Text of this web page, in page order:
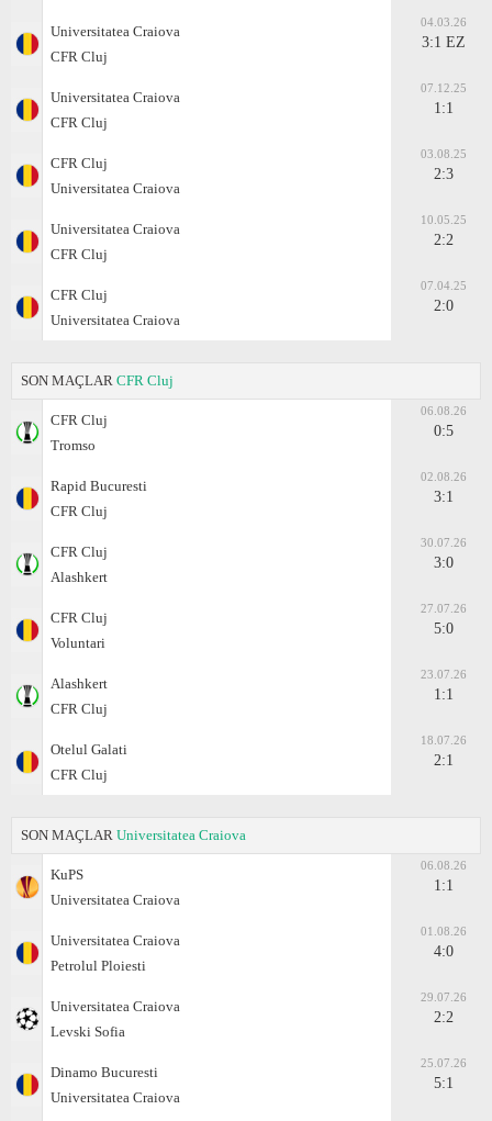
Universitatea Craiova
CFR Cluj
04.03.26
3:1 EZ
Universitatea Craiova
CFR Cluj
07.12.25
1:1
CFR Cluj
Universitatea Craiova
03.08.25
2:3
Universitatea Craiova
CFR Cluj
10.05.25
2:2
CFR Cluj
Universitatea Craiova
07.04.25
2:0
SON MAÇLAR CFR Cluj
CFR Cluj
Tromso
06.08.26
0:5
Rapid Bucuresti
CFR Cluj
02.08.26
3:1
CFR Cluj
Alashkert
30.07.26
3:0
CFR Cluj
Voluntari
27.07.26
5:0
Alashkert
CFR Cluj
23.07.26
1:1
Otelul Galati
CFR Cluj
18.07.26
2:1
SON MAÇLAR Universitatea Craiova
KuPS
Universitatea Craiova
06.08.26
1:1
Universitatea Craiova
Petrolul Ploiesti
01.08.26
4:0
Universitatea Craiova
Levski Sofia
29.07.26
2:2
Dinamo Bucuresti
Universitatea Craiova
25.07.26
5:1